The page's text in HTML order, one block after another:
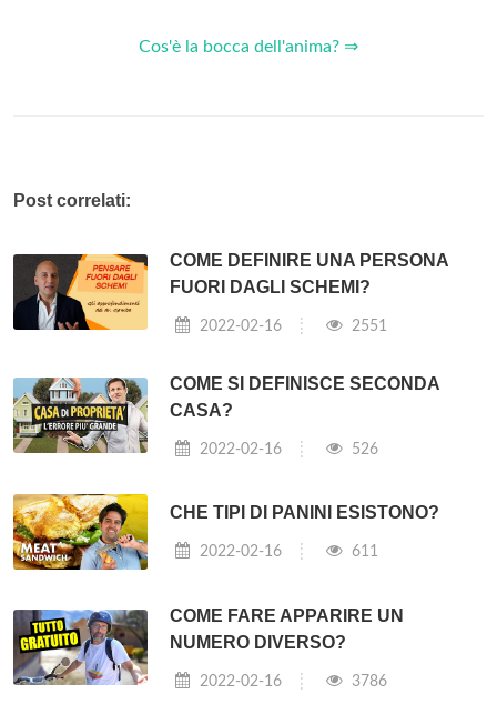
Cos'è la bocca dell'anima? ⇒
Post correlati:
COME DEFINIRE UNA PERSONA
FUORI DAGLI SCHEMI?
2022-02-16 2551
COME SI DEFINISCE SECONDA
CASA?
2022-02-16 526
CHE TIPI DI PANINI ESISTONO?
2022-02-16 611
COME FARE APPARIRE UN
NUMERO DIVERSO?
2022-02-16 3786